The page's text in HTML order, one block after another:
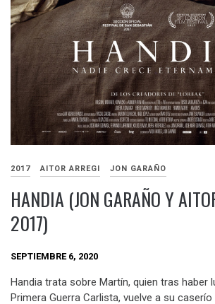
2017 AITOR ARREGI JON GARAÑO
HANDIA (JON GARAÑO Y
2017)
SEPTIEMBRE 6, 2020
Handia trata sobre Martín, quien tras haber
Primera Guerra Carlista, vuelve a su